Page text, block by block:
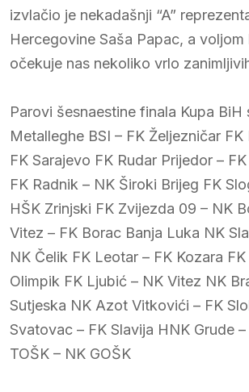
izvlačio je nekadašnji “A”
Hercegovine Saša Papac, a voljom
očekuje nas nekoliko vrlo
Parovi šesnaestine finala Kupa BiH
Metalleghe BSI – FK Željezničar
FK Sarajevo FK Rudar Prijedor –
FK Radnik – NK Široki Brijeg FK
HŠK Zrinjski FK Zvijezda 09 – NK
Vitez – FK Borac Banja Luka NK
NK Čelik FK Leotar – FK Kozara
Olimpik FK Ljubić – NK Vitez NK
Sutjeska NK Azot Vitkovići – FK
Svatovac – FK Slavija HNK Grude
TOŠK – NK GOŠK